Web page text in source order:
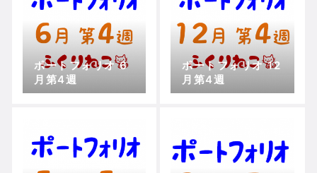
ポートフォリオ 6
月第4週
ポートフォリオ 12
月第4週